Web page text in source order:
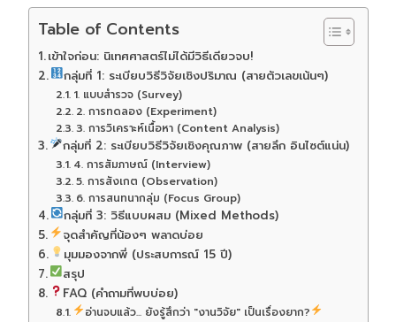
Table of Contents
เข้าใจก่อน: นิเทศศาสตร์ไม่ได้มีวิธีเดียวจบ!
กลุ่มที่ 1: ระเบียบวิธีวิจัยเชิงปริมาณ (สายตัวเลขเน้นๆ)
1. แบบสำรวจ (Survey)
2. การทดลอง (Experiment)
3. การวิเคราะห์เนื้อหา (Content Analysis)
กลุ่มที่ 2: ระเบียบวิธีวิจัยเชิงคุณภาพ (สายลึก อินไซต์แน่น)
4. การสัมภาษณ์ (Interview)
5. การสังเกต (Observation)
6. การสนทนากลุ่ม (Focus Group)
กลุ่มที่ 3: วิธีแบบผสม (Mixed Methods)
จุดสำคัญที่น้องๆ พลาดบ่อย
มุมมองจากพี่ (ประสบการณ์ 15 ปี)
สรุป
FAQ (คำถามที่พบบ่อย)
อ่านจบแล้ว... ยังรู้สึกว่า "งานวิจัย" เป็นเรื่องยาก?